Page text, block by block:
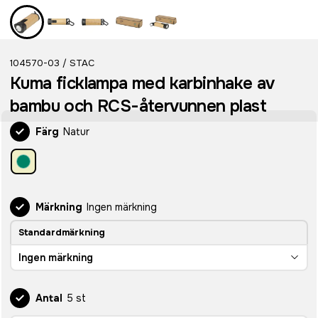
104570-03 / STAC
Kuma ficklampa med karbinhake av
bambu och RCS-återvunnen plast
Färg Natur
Märkning Ingen märkning
Standardmärkning
Ingen märkning
Antal 5 st